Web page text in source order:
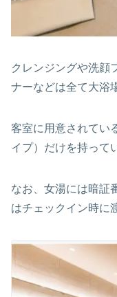
クレンジングや洗顔
ナーなどは全て大浴
客室に用意されてい
イプ）だけを持って
なお、女湯には暗証
はチェックイン時に